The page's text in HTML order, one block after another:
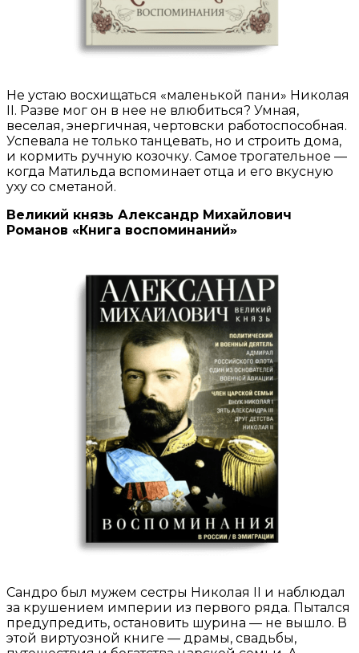
Не устаю восхищаться «маленькой пани» Николая
II. Разве мог он в нее не влюбиться? Умная,
веселая, энергичная, чертовски работоспособная.
Успевала не только танцевать, но и строить дома,
и кормить ручную козочку. Самое трогательное —
когда Матильда вспоминает отца и его вкусную
уху со сметаной.
Великий князь Александр Михайлович
Романов «Книга воспоминаний»
Сандро был мужем сестры Николая II и наблюдал
за крушением империи из первого ряда. Пытался
предупредить, остановить шурина — не вышло. В
этой виртуозной книге — драмы, свадьбы,